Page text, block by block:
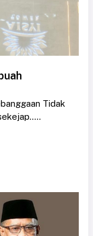
Tidak